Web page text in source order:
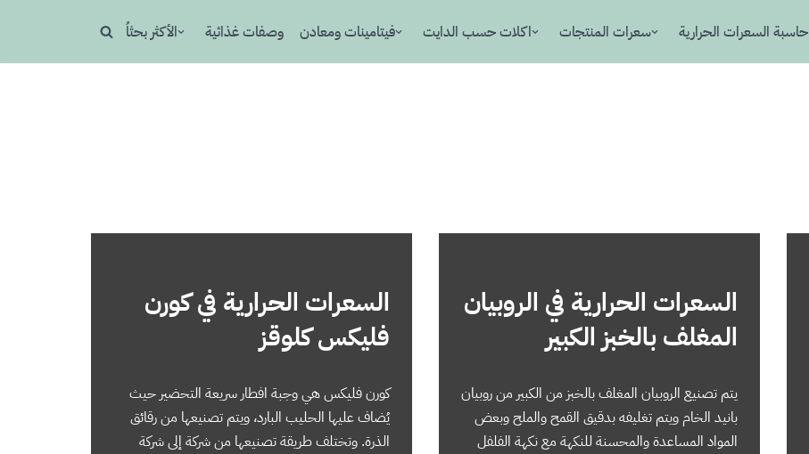
حاسبة السعرات الحرارية سعرات المنتجات اكلات حسب الدايت فيتامينات ومعادن وصفات غذائية الأكثر بحثاُ
السعرات الحرارية في الروبيان
المغلف بالخبز الكبير
يتم تصنيع الروبيان المغلف بالخبز من الكبير من روبيان
بانيد الخام ويتم تغليفه بدقيق القمح والملح وبعض
المواد المساعدة والمحسنة للنكهة مع نكهة الفلفل
السعرات الحرارية في كورن
فليكس كلوقز
كورن فليكس هي وجبة افطار سريعة التحضير حيث
يُضاف عليها الحليب البارد، ويتم تصنيعها من رقائق
الذرة. وتختلف طريقة تصنيعها من شركة إلى شركة